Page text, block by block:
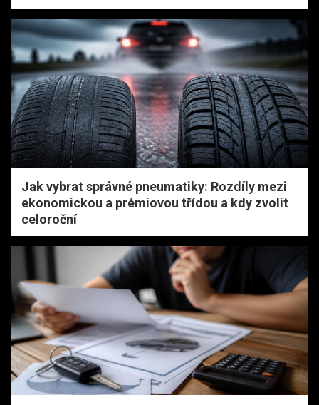
Jak vybrat správné pneumatiky: Rozdíly mezi
ekonomickou a prémiovou třídou a kdy zvolit
celoroční